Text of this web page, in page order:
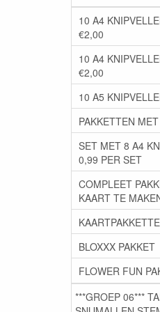
10 A4
€2,00
10 A4
€2,00
10 A5
PAKKETTEN
SET MET 8 A4
0,99 PER SET
COMPLEET
KAART TE
BLOXXX PAKKET
FLOWER FUN
***GROEP 06***